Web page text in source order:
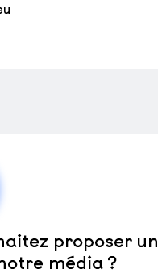
proposer un
média ?